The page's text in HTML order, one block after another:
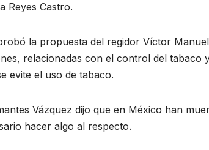
Reyes Castro.
la propuesta del regidor Víctor
relacionadas con el control del tabaco
evite el uso de tabaco.
Vázquez dijo que en México han
hacer algo al respecto.